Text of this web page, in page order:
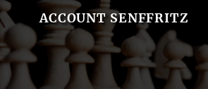
ACCOUNT SENFFRITZ